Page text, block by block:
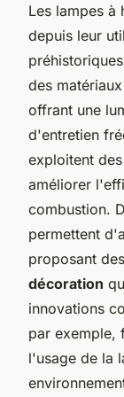
Les lampes à
depuis leur
des
offrant une
d'entretien
exploitent
améliorer
combustion.
permettent
proposant
décoration
innovations
par exemple,
l'usage de la